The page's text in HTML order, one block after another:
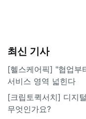
최신 기사
[헬스케어픽] "협업부
서비스 영역 넓힌다
[크립토퀵서치] 디지
무엇인가요?